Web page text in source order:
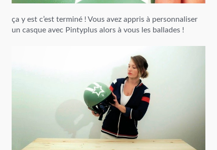
ça y est c’est terminé ! Vous avez appris à personnaliser
un casque avec Pintyplus alors à vous les ballades !